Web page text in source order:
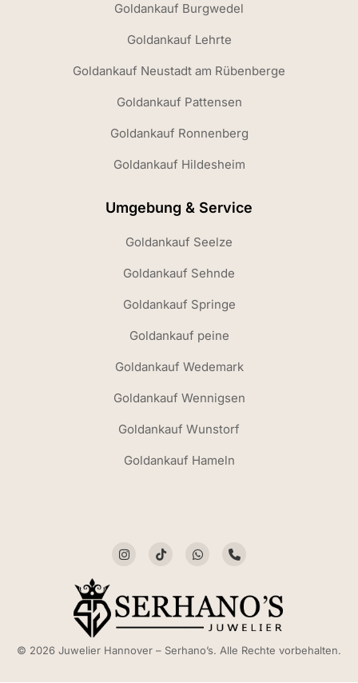
Goldankauf Burgwedel
Goldankauf Lehrte
Goldankauf Neustadt am Rübenberge
Goldankauf Pattensen
Goldankauf Ronnenberg
Goldankauf Hildesheim
Umgebung & Service
Goldankauf Seelze
Goldankauf Sehnde
Goldankauf Springe
Goldankauf peine
Goldankauf Wedemark
Goldankauf Wennigsen
Goldankauf Wunstorf
Goldankauf Hameln
© 2026 Juwelier Hannover – Serhano’s. Alle Rechte vorbehalten.